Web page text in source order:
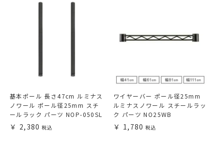
基本ポール 長さ47cm ルミナス
ノワール ポール径25mm スチ
ールラック パーツ NOP-050SL
2,380
ワイヤーバー ポール径25mm
ルミナスノワール スチールラッ
ク パーツ NO25WB
1,780